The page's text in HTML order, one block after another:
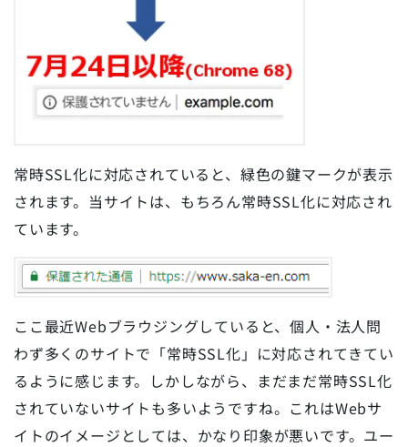
常時SSL化に対応されていると、緑色の鍵マークが表示
されます。当サイトは、もちろん常時SSL化に対応され
ています。
ここ最近Webブラウジングしていると、個人・法人問
わず多くのサイトで「常時SSL化」に対応されてきてい
るように感じます。しかしながら、まだまだ常時SSL化
されていないサイトも多いようですね。これはWebサ
イトのイメージとしては、かなり印象が悪いです。ユー